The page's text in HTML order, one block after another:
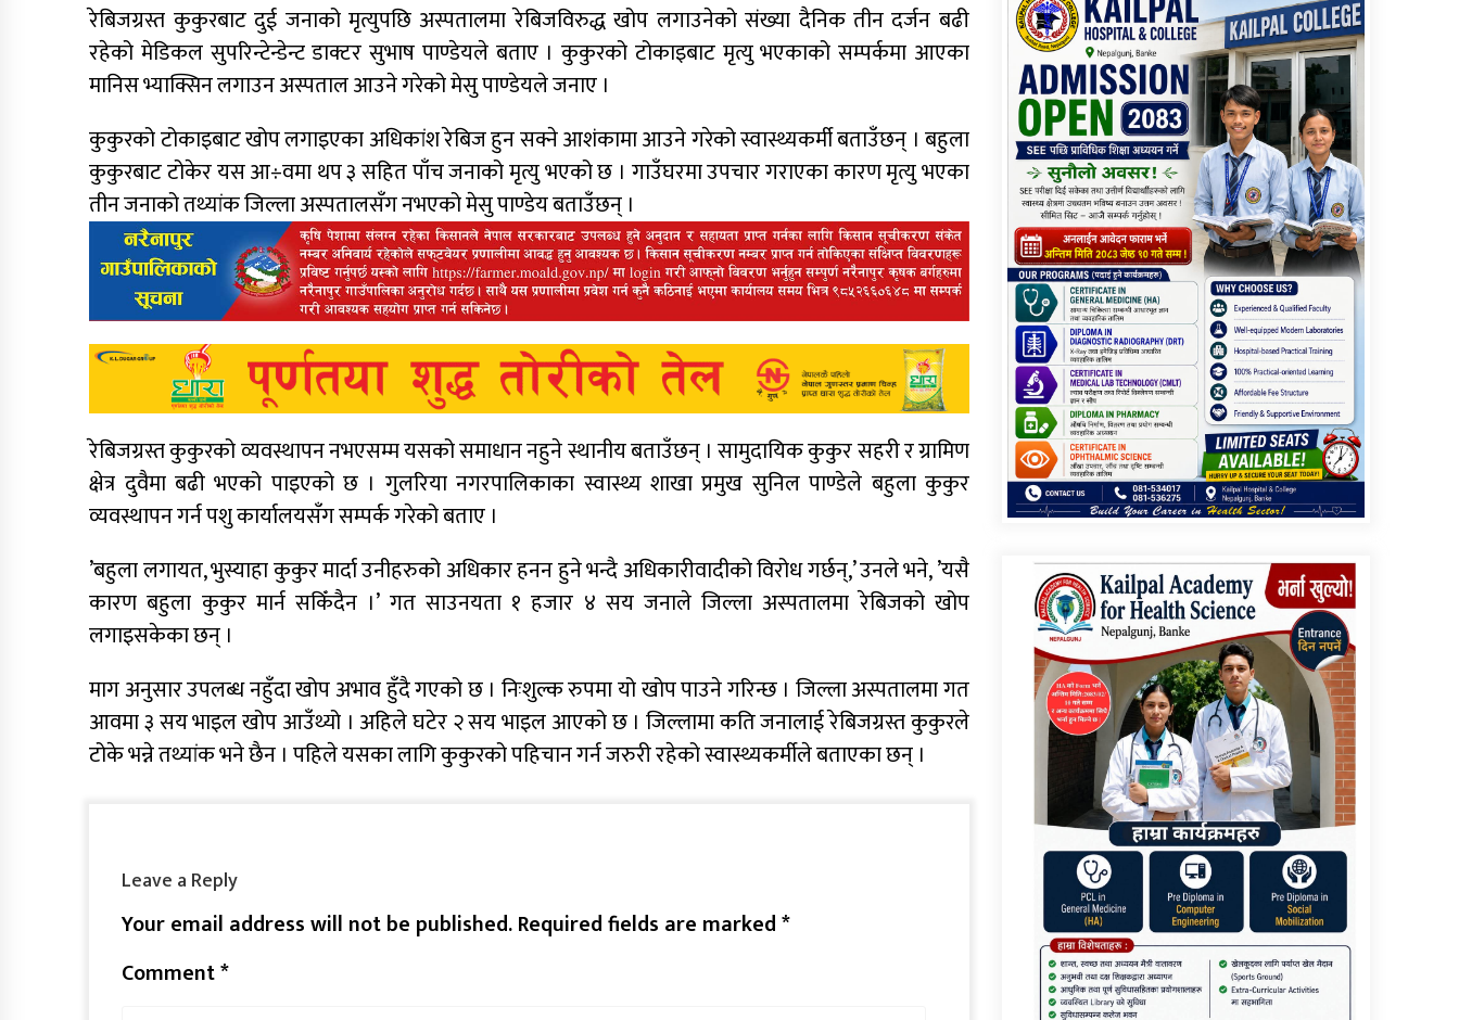
रेबिजग्रस्त कुकुरबाट दुई जनाको मृत्युपछि अस्पतालमा रेबिजविरुद्ध खोप लगाउनेको संख्या दैनिक तीन दर्जन बढी
रहेको मेडिकल सुपरिन्टेन्डेन्ट डाक्टर सुभाष पाण्डेयले बताए । कुकुरको टोकाइबाट मृत्यु भएकाको सम्पर्कमा आएका
मानिस भ्याक्सिन लगाउन अस्पताल आउने गरेको मेसु पाण्डेयले जनाए ।
कुकुरको टोकाइबाट खोप लगाइएका अधिकांश रेबिज हुन सक्ने आशंकामा आउने गरेको स्वास्थ्यकर्मी बताउँछन् । बहुला
कुकुरबाट टोकेर यस आ÷वमा थप ३ सहित पाँच जनाको मृत्यु भएको छ । गाउँघरमा उपचार गराएका कारण मृत्यु भएका
तीन जनाको तथ्यांक जिल्ला अस्पतालसँग नभएको मेसु पाण्डेय बताउँछन् ।
रेबिजग्रस्त कुकुरको व्यवस्थापन नभएसम्म यसको समाधान नहुने स्थानीय बताउँछन् । सामुदायिक कुकुर सहरी र ग्रामिण
क्षेत्र दुवैमा बढी भएको पाइएको छ । गुलरिया नगरपालिकाका स्वास्थ्य शाखा प्रमुख सुनिल पाण्डेले बहुला कुकुर
व्यवस्थापन गर्न पशु कार्यालयसँग सम्पर्क गरेको बताए ।
’बहुला लगायत, भुस्याहा कुकुर मार्दा उनीहरुको अधिकार हनन हुने भन्दै अधिकारीवादीको विरोध गर्छन्,’ उनले भने, ’यसै
कारण बहुला कुकुर मार्न सकिँदैन ।’ गत साउनयता १ हजार ४ सय जनाले जिल्ला अस्पतालमा रेबिजको खोप
लगाइसकेका छन् ।
माग अनुसार उपलब्ध नहुँदा खोप अभाव हुँदै गएको छ । निःशुल्क रुपमा यो खोप पाउने गरिन्छ । जिल्ला अस्पतालमा गत
आवमा ३ सय भाइल खोप आउँथ्यो । अहिले घटेर २ सय भाइल आएको छ । जिल्लामा कति जनालाई रेबिजग्रस्त कुकुरले
टोके भन्ने तथ्यांक भने छैन । पहिले यसका लागि कुकुरको पहिचान गर्न जरुरी रहेको स्वास्थ्यकर्मीले बताएका छन् ।
Leave a Reply
Your email address will not be published.Required fields are marked*
Comment*